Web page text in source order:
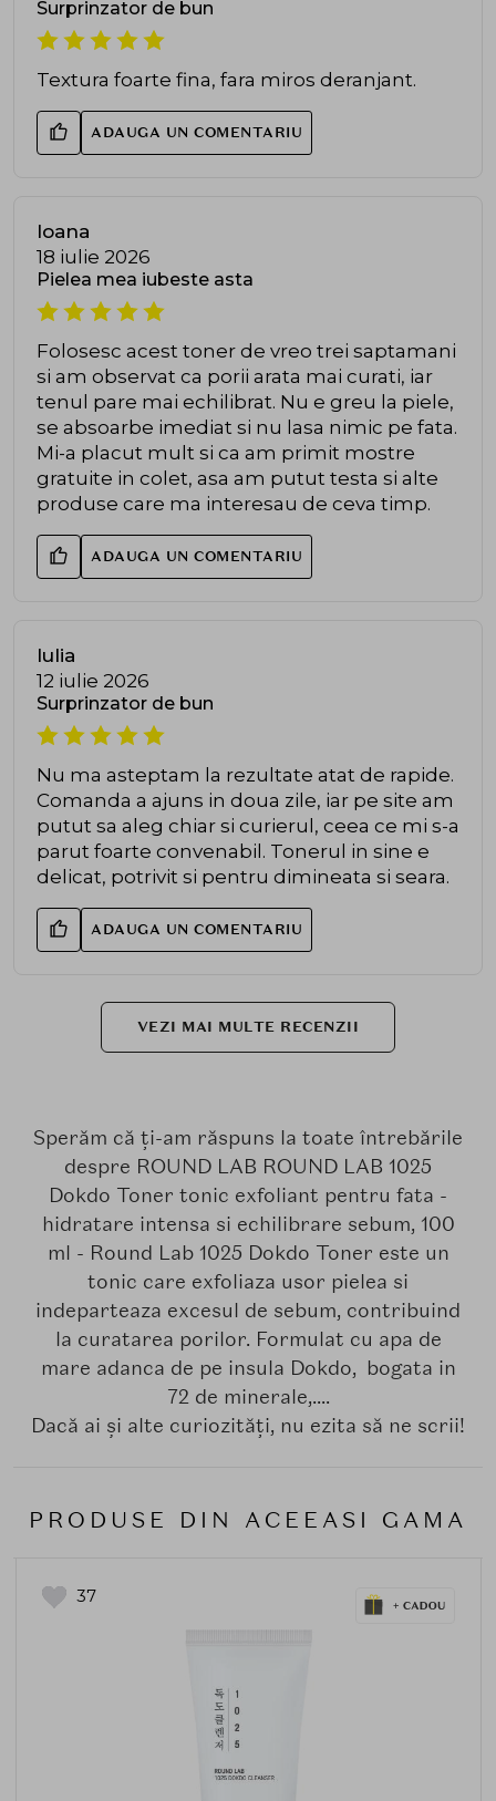
Surprinzator de bun
Textura foarte fina, fara miros deranjant.
ADAUGA UN COMENTARIU
Ioana
18 iulie 2026
Pielea mea iubeste asta
Folosesc acest toner de vreo trei saptamani
si am observat ca porii arata mai curati, iar
tenul pare mai echilibrat. Nu e greu la piele,
se absoarbe imediat si nu lasa nimic pe fata.
Mi-a placut mult si ca am primit mostre
gratuite in colet, asa am putut testa si alte
produse care ma interesau de ceva timp.
ADAUGA UN COMENTARIU
Iulia
12 iulie 2026
Surprinzator de bun
Nu ma asteptam la rezultate atat de rapide.
Comanda a ajuns in doua zile, iar pe site am
putut sa aleg chiar si curierul, ceea ce mi s-a
parut foarte convenabil. Tonerul in sine e
delicat, potrivit si pentru dimineata si seara.
ADAUGA UN COMENTARIU
VEZI MAI MULTE RECENZII
Sperăm că ți-am răspuns la toate întrebările
despre ROUND LAB ROUND LAB 1025
Dokdo Toner tonic exfoliant pentru fata -
hidratare intensa si echilibrare sebum, 100
ml - Round Lab 1025 Dokdo Toner este un
tonic care exfoliaza usor pielea si
indeparteaza excesul de sebum, contribuind
la curatarea porilor. Formulat cu apa de
mare adanca de pe insula Dokdo, bogata in
72 de minerale,....
Dacă ai și alte curiozități, nu ezita să ne scrii!
PRODUSE DIN ACEEASI GAMA
37